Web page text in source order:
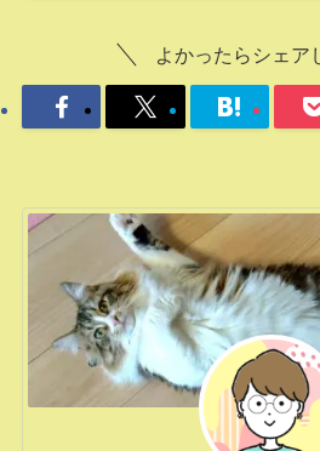
よかったらシェア